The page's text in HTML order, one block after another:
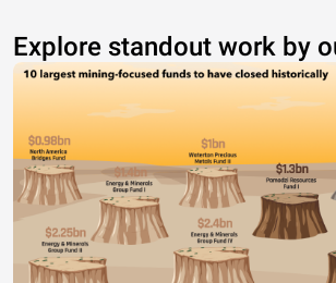
Explore standout work by